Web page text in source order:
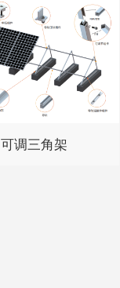
可调三角架